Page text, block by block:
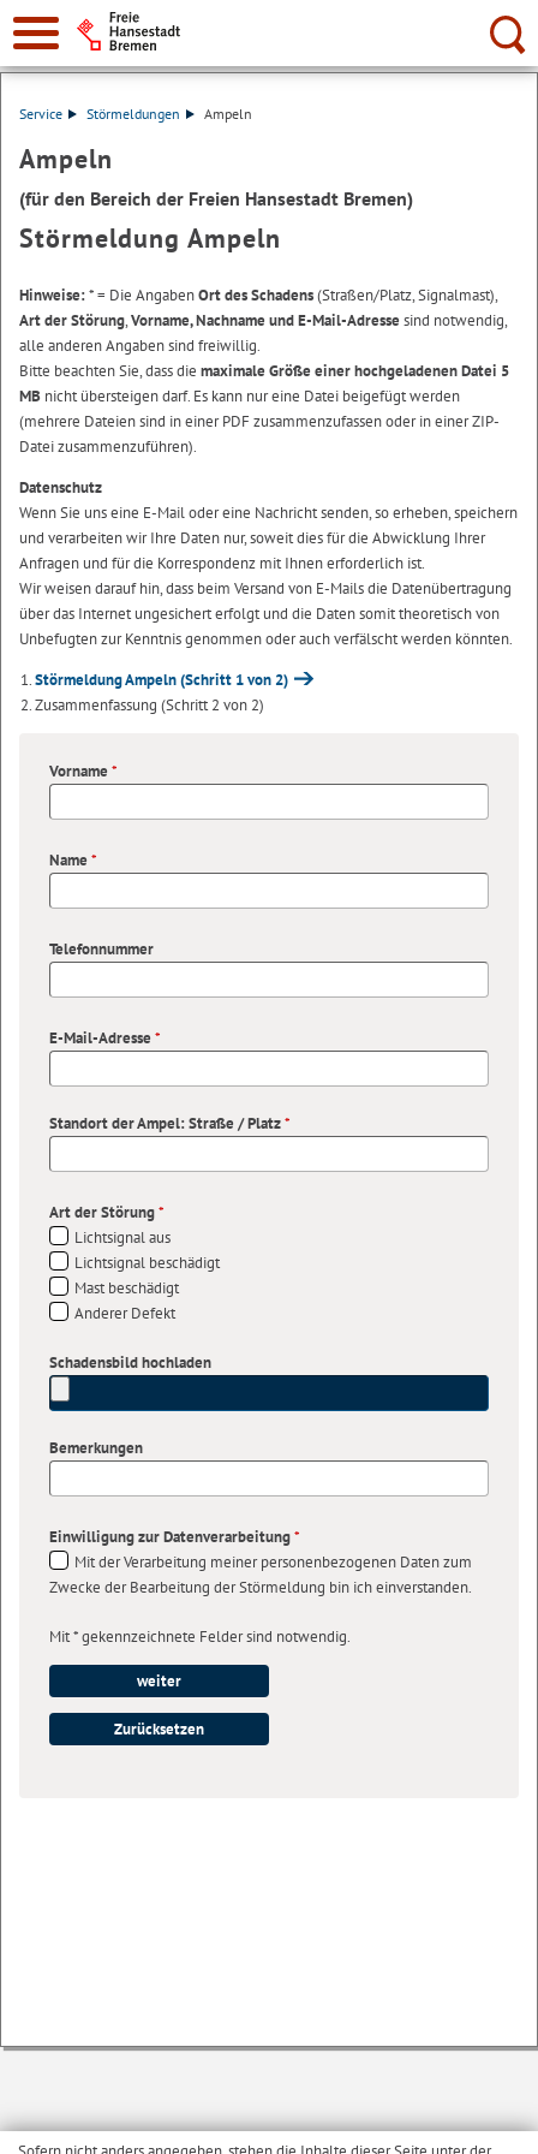
Suche:
Service Störmeldungen Ampeln
Ampeln
(für den Bereich der Freien Hansestadt Bremen)
Störmeldung Ampeln
Hinweise:* = Die AngabenOrt des Schadens(Straßen/Platz, Signalmast),
Art der Störung,Vorname, Nachname und E-Mail-Adressesind notwendig,
alle anderen Angaben sind freiwillig.
Bitte beachten Sie, dass die maximale Größe einer hochgeladenen Datei 5
MB nicht übersteigen darf. Es kann nur eine Datei beigefügt werden
(mehrere Dateien sind in einer PDF zusammenzufassen oder in einer ZIP-
Datei zusammenzuführen).
Datenschutz
Wenn Sie uns eine E-Mail oder eine Nachricht senden, so erheben, speichern
und verarbeiten wir Ihre Daten nur, soweit dies für die Abwicklung Ihrer
Anfragen und für die Korrespondenz mit Ihnen erforderlich ist.
Wir weisen darauf hin, dass beim Versand von E-Mails die Datenübertragung
über das Internet ungesichert erfolgt und die Daten somit theoretisch von
Unbefugten zur Kenntnis genommen oder auch verfälscht werden könnten.
Störmeldung Ampeln(Schritt 1 von 2)
Zusammenfassung (Schritt 2 von 2)
Vorname*
Name*
Telefonnummer
E-Mail-Adresse*
Standort der Ampel: Straße / Platz*
Art der Störung*
Lichtsignal aus
Lichtsignal beschädigt
Mast beschädigt
Anderer Defekt
Schadensbild hochladen
Bemerkungen
Einwilligung zur Datenverarbeitung*
Mit der Verarbeitung meiner personenbezogenen Daten zum
Zwecke der Bearbeitung der Störmeldung bin ich einverstanden.
Mit * gekennzeichnete Felder sind notwendig.
weiter
Zurücksetzen